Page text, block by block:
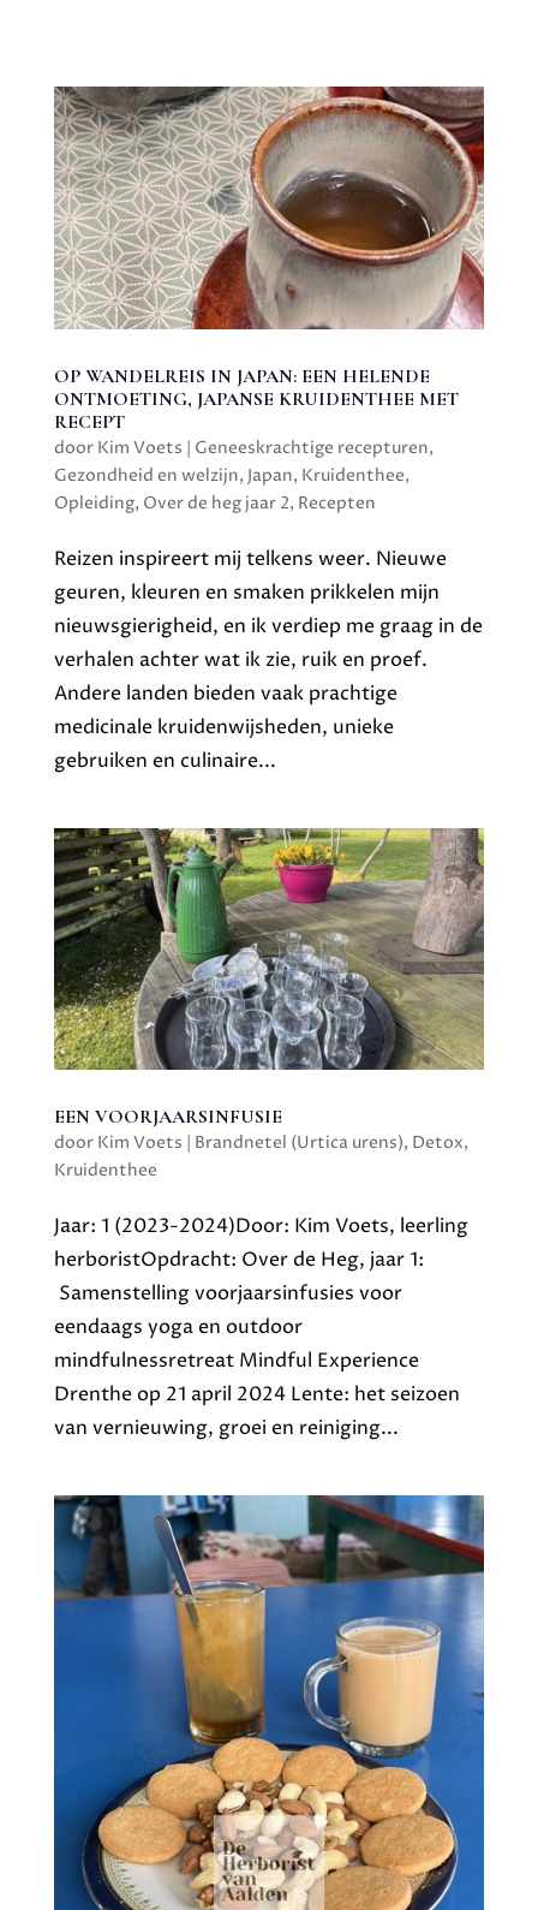
OP WANDELREIS IN JAPAN: EEN HELENDE
ONTMOETING, JAPANSE KRUIDENTHEE MET
RECEPT
door Kim Voets | Geneeskrachtige recepturen,
Gezondheid en welzijn, Japan, Kruidenthee,
Opleiding, Over de heg jaar 2, Recepten
Reizen inspireert mij telkens weer. Nieuwe
geuren, kleuren en smaken prikkelen mijn
nieuwsgierigheid, en ik verdiep me graag in de
verhalen achter wat ik zie, ruik en proef.
Andere landen bieden vaak prachtige
medicinale kruidenwijsheden, unieke
gebruiken en culinaire...
EEN VOORJAARSINFUSIE
door Kim Voets Brandnetel (Urtica urens), Detox,
Kruidenthee
Jaar: 1 (2023-2024)Door: Kim Voets, leerling
herboristOpdracht: Over de Heg, jaar 1:
Samenstelling voorjaarsinfusies voor
eendaags yoga en outdoor
mindfulnessretreat Mindful Experience
Drenthe op 21 april 2024 Lente: het seizoen
van vernieuwing, groei en reiniging...